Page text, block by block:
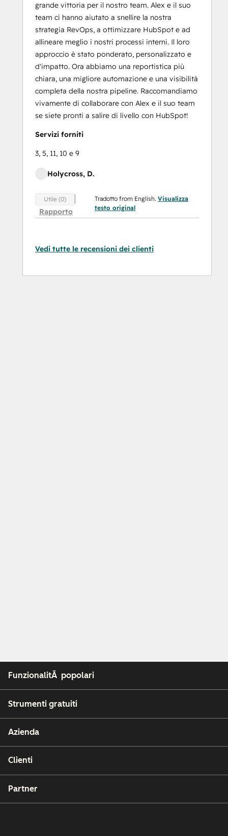
grande vittoria per il nostro team. Alex e il suo
team ci hanno aiutato a snellire la nostra
strategia RevOps, a ottimizzare HubSpot e ad
allineare meglio i nostri processi interni. Il loro
approccio è stato ponderato, personalizzato e
d'impatto. Ora abbiamo una reportistica più
chiara, una migliore automazione e una visibilità
completa della nostra pipeline. Raccomandiamo
vivamente di collaborare con Alex e il suo team
se siete pronti a salire di livello con HubSpot!
Servizi forniti
3, 5, 11, 10 e 9
Holycross, D.
Utile (0)
Rapporto
Tradotto from English.Visualizza
testo original
Vedi tutte le recensioni dei clienti
FunzionalitÃ popolari
Strumenti gratuiti
Azienda
Clienti
Partner